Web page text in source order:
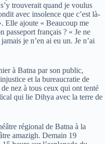
trouverait quand je voulus
avec insolence que c’est là-
Elle ajoute « Beaucoup me
passeport français ? « Je ne
je n’en ai eu un. Je n’ai
à Batna par son public,
et la bureaucratie de
nez à tous ceux qui ont tenté
qui lie Dihya avec la terre de
régional de Batna à la
amazigh. Demain 19